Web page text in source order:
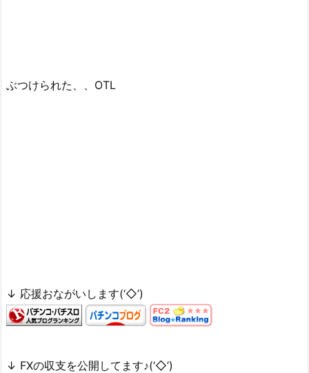
ぶつけられた、、OTL
↓ 応援おながいします(‘◇’)ゞ
↓ FXの収支を公開してます♪(‘◇’)ゞ